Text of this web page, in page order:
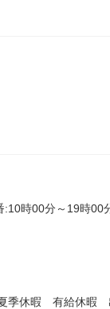
時00分～19時00
休暇 有給休暇